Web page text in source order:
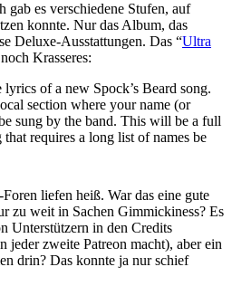
gab es verschiedene Stufen, auf
konnte. Nur das Album, das
Deluxe-Ausstattungen. Das “Ultra
Krasseres:
of a new Spock’s Beard song.
section where your name (or
sung by the band. This will be a full
requires a long list of names be
liefen heiß. War das eine gute
zu weit in Sachen Gimmickiness? Es
Unterstützern in den Credits
jeder zweite Patreon macht), aber ein
drin? Das konnte ja nur schief